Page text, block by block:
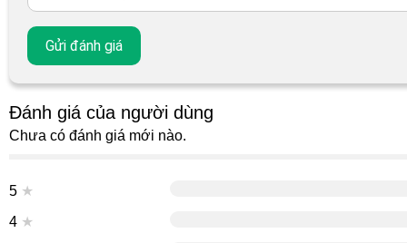
Đánh giá của người dùng
Chưa có đánh giá mới nào.
5 ★
4 ★